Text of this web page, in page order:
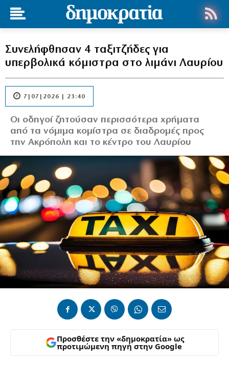
Συνελήφθησαν 4 ταξιτζήδες για
υπερβολικά κόμιστρα στο λιμάνι Λαυρίου
7|07|2026 | 23:40
Οι οδηγοί ζητούσαν περισσότερα χρήματα
από τα νόμιμα κομίστρα σε διαδρομές προς
την Ακρόπολη και το κέντρο του Λαυρίου
Προσθέστε την «δημοκρατία» ως
προτιμώμενη πηγή στην Google